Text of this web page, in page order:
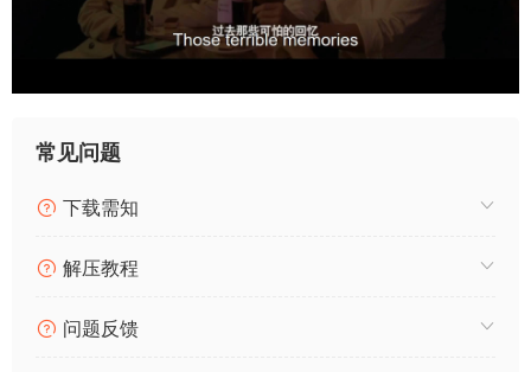
常见问题
下载需知
解压教程
问题反馈